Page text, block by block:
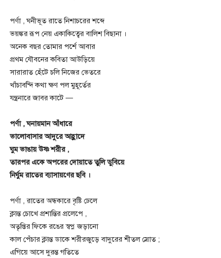
পর্ণা , ঘনীভূত রাতে নিশাচরের শব্দে
ভয়ঙ্কর রূপ নেয় একাকিত্বের বালিশ বিছানা ।
অনেক বছর তোমার পর্শে আবার
প্রথম যৌবনের কবিতা আউড়িয়ে
সারারাত হেঁটে চলি নিজের ভেতরে
খাঁচাবন্দি কথা ক্ষণ পল মুহূর্তের
যন্ত্রনারে জাবর কাটে —
পর্ণা , ঘনায়মান আঁধারে
ভালোবাসার আদুরে আহ্লাদে
ঘুম ভাঙায় উষ্ণ শরীর ,
তারপর একে অপরের দোয়াতে তুলি ডুবিয়ে
নির্ঘুম রাতের ব্যাসায়ণের ছবি ।
পর্ণা , রাতের অন্ধকারে বৃষ্টি ঢেলে
ক্লান্ত চোখে প্রশান্তির প্রলেপে ,
অতৃপ্তির ফিকে রঙের স্বপ্ন জড়ানো
কাল পেঁচার ক্লান্ত ডাকে শরীরজুড়ে বাদুরের শীতল স্রোত ;
এগিয়ে আসে দুরন্ত গতিতে